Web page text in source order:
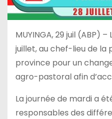
MUYINGA, 29 juil (ABP)
juillet, au chef-lieu de la
province pour un
agro-pastoral afin
La journée de mardi a
responsables des